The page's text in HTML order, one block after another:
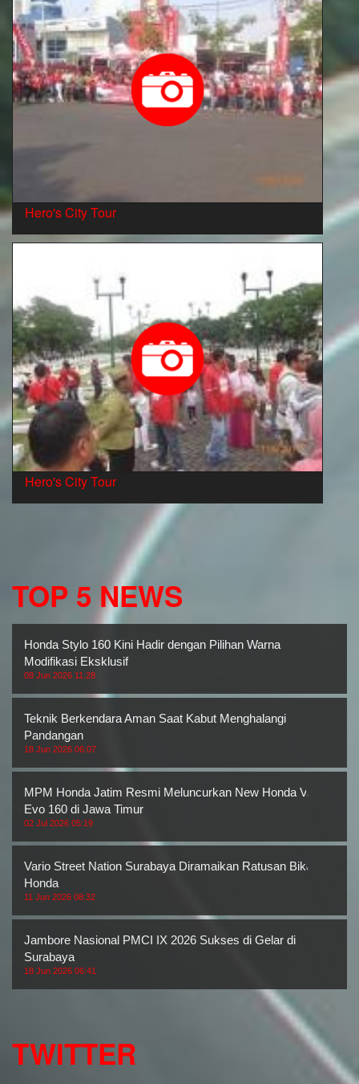
Hero's City Tour
Hero's City Tour
TOP 5 NEWS
Honda Stylo 160 Kini Hadir dengan Pilihan Warna
Modifikasi Eksklusif
08 Jun 2026 11:28
Teknik Berkendara Aman Saat Kabut Menghalangi
Pandangan
18 Jun 2026 06:07
MPM Honda Jatim Resmi Meluncurkan New Honda Vario
Evo 160 di Jawa Timur
02 Jul 2026 05:19
Vario Street Nation Surabaya Diramaikan Ratusan Bikers
Honda
11 Jun 2026 08:32
Jambore Nasional PMCI IX 2026 Sukses di Gelar di
Surabaya
18 Jun 2026 06:41
TWITTER